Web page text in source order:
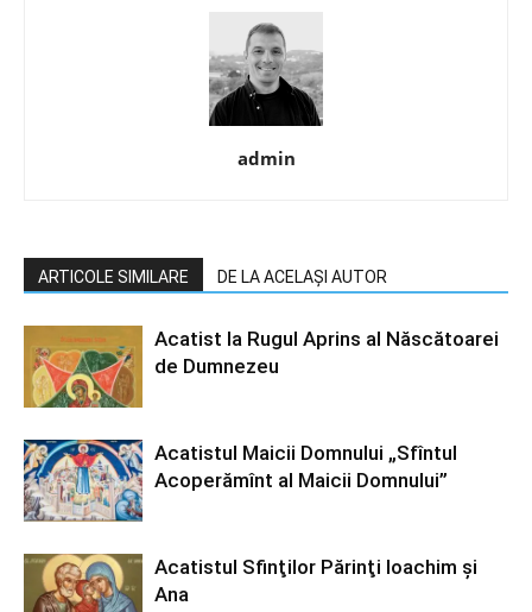
admin
ARTICOLE SIMILARE DE LA ACELAȘI AUTOR
Acatist la Rugul Aprins al Născătoarei
de Dumnezeu
Acatistul Maicii Domnului „Sfîntul
Acoperămînt al Maicii Domnului”
Acatistul Sfinţilor Părinţi Ioachim şi
Ana